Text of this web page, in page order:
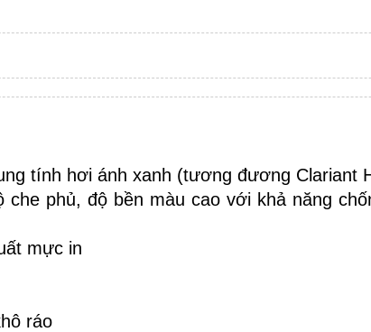
tính hơi ánh xanh (tương đương Clariant
phủ, độ bền màu cao với khả năng
mực in
ráo